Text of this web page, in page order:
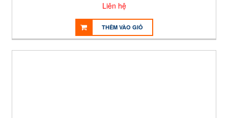
Liên hệ
THÊM VÀO GIỎ